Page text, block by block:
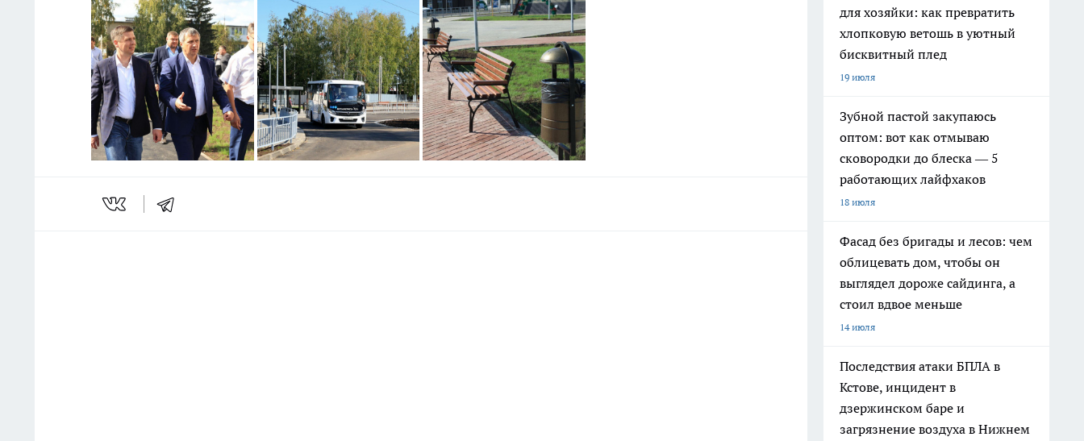
для хозяйки: как превратить
хлопковую ветошь в уютный
бисквитный плед
19 июля
Зубной пастой закупаюсь
оптом: вот как отмываю
сковородки до блеска — 5
работающих лайфхаков
18 июля
Фасад без бригады и лесов: чем
облицевать дом, чтобы он
выглядел дороже сайдинга, а
стоил вдвое меньше
14 июля
Последствия атаки БПЛА в
Кстове, инцидент в
дзержинском баре и
загрязнение воздуха в Нижнем